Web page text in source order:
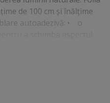
de 100 cm şi înălţime
autoadezivă: • o
luminii naturale •
cu umiditate sau pe